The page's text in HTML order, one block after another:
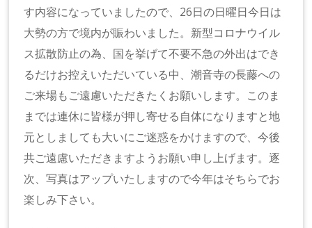
す内容になっていましたので、26日の日曜日今日は
大勢の方で境内が賑わいました。新型コロナウイル
ス拡散防止の為、国を挙げて不要不急の外出はでき
るだけお控えいただいている中、潮音寺の長藤への
ご来場もご遠慮いただきたくお願いします。このま
までは連休に皆様が押し寄せる自体になりますと地
元としましても大いにご迷惑をかけますので、今後
共ご遠慮いただきますようお願い申し上げます。逐
次、写真はアップいたしますので今年はそちらでお
楽しみ下さい。